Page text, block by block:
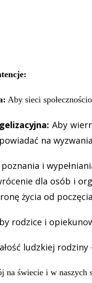
Aby sieci
Aby
na
i
dla osób i
życia od
rodzice i
ludzkiej
na świecie i w naszych